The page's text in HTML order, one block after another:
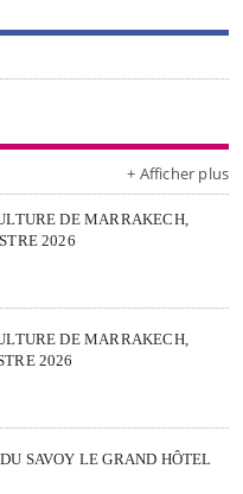
+ Afficher plus
DE MARRAKECH,
2026
DE MARRAKECH,
2026
SAVOY LE GRAND HÔTEL